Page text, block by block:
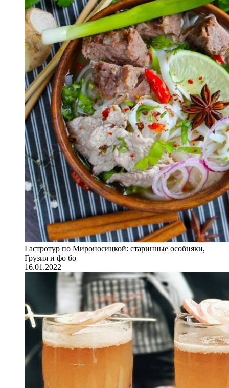
Гастротур по Мироносицкой: старинные особняки,
Грузия и фо бо
16.01.2022